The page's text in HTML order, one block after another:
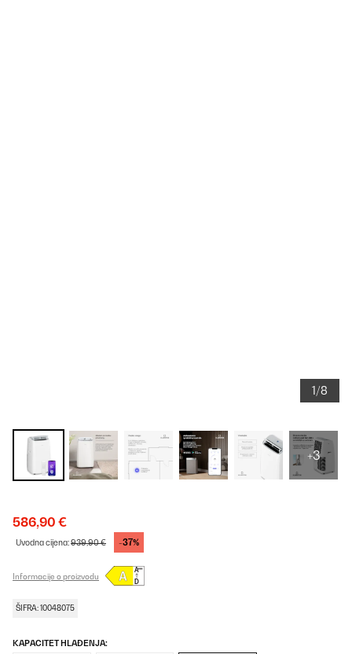
1/8
+3
586,90 €
Uvodna cijena:939,90 € -37%
Informacije o proizvodu
ŠIFRA: 10048075
KAPACITET HLAĐENJA: